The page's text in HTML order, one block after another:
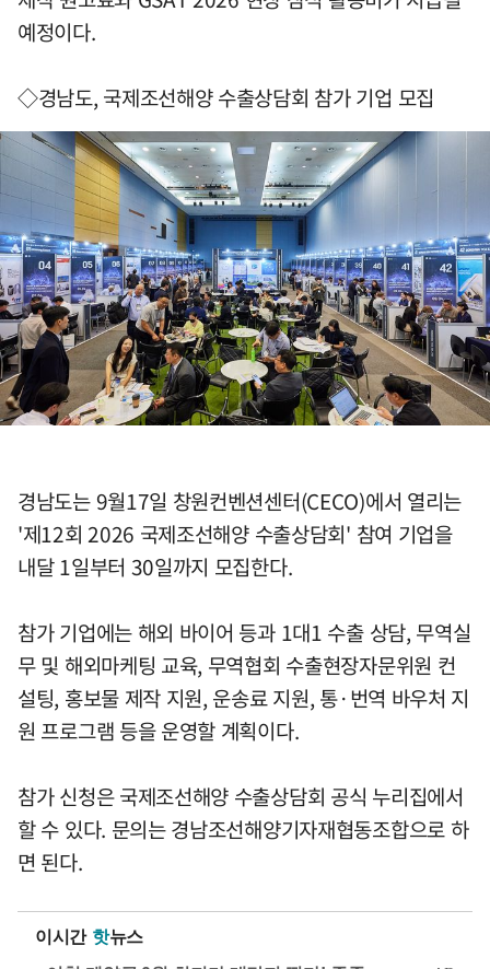
예정이다.
◇경남도, 국제조선해양 수출상담회 참가 기업 모집
경남도는 9월17일 창원컨벤션센터(CECO)에서 열리는
'제12회 2026 국제조선해양 수출상담회' 참여 기업을
내달 1일부터 30일까지 모집한다.
참가 기업에는 해외 바이어 등과 1대1 수출 상담, 무역실
무 및 해외마케팅 교육, 무역협회 수출현장자문위원 컨
설팅, 홍보물 제작 지원, 운송료 지원, 통·번역 바우처 지
원 프로그램 등을 운영할 계획이다.
참가 신청은 국제조선해양 수출상담회 공식 누리집에서
할 수 있다. 문의는 경남조선해양기자재협동조합으로 하
면 된다.
이시간 핫뉴스